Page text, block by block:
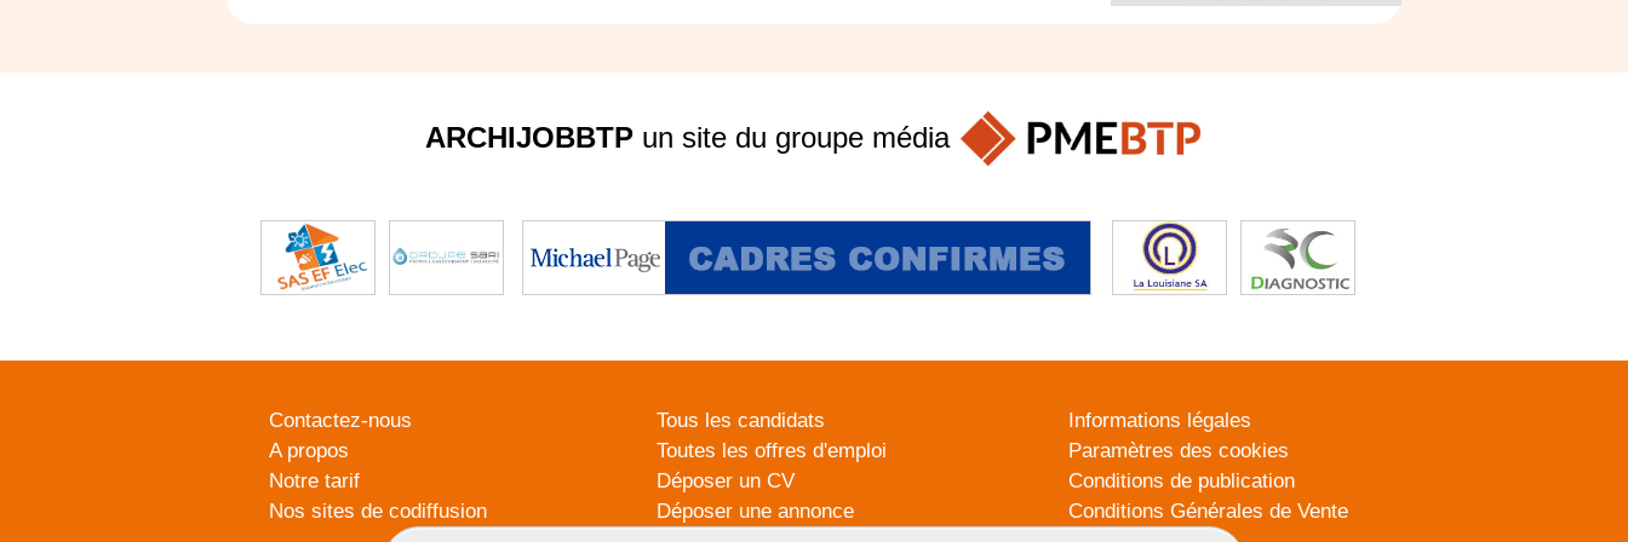
ARCHIJOBBTPun site du groupe média
Contactez-nous
A propos
Notre tarif
Nos sites de codiffusion
Tous les candidats
Toutes les offres d'emploi
Déposer un CV
Déposer une annonce
Informations légales
Paramètres des cookies
Conditions de publication
Conditions Générales de Vente